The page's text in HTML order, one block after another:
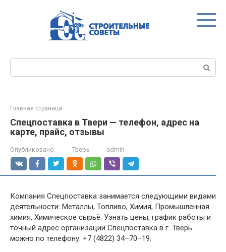
Главная страница
Спецпоставка в Твери — телефон, адрес на
карте, прайс, отзывы
Опубликовано: Тверь admin
Компания Спецпоставка занимается следующими видами
деятельности: Металлы, Топливо, Химия, Промышленная
химия, Химическое сырьё. Узнать цены, график работы и
точный адрес организации Спецпоставка в г. Тверь
можно по телефону: +7 (4822) 34–70–19.